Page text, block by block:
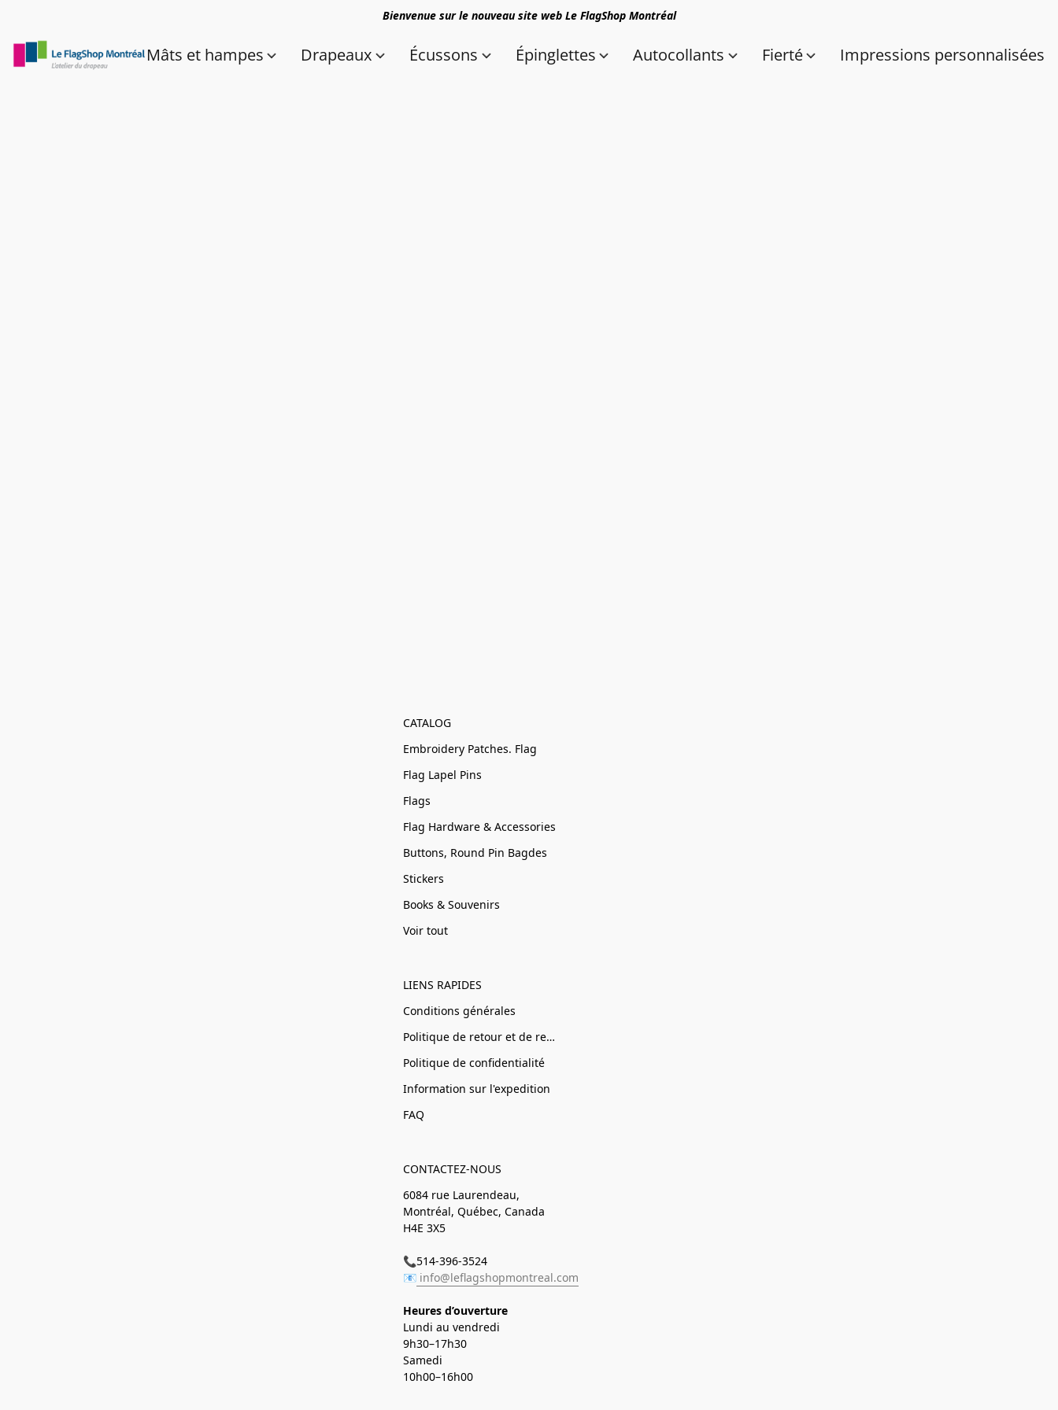
Bienvenue sur le nouveau site web Le FlagShop Montréal
Mâts et hampes Drapeaux Écussons Épinglettes Autocollants Fierté Impressions personnalisées
CATALOG
Embroidery Patches. Flag
Flag Lapel Pins
Flags
Flag Hardware & Accessories
Buttons, Round Pin Bagdes
Stickers
Books & Souvenirs
Voir tout
LIENS RAPIDES
Conditions générales
Politique de retour et de remboursement
Politique de confidentialité
Information sur l'expedition
FAQ
CONTACTEZ-NOUS
6084 rue Laurendeau,
Montréal, Québec, Canada
H4E 3X5
📞514-396-3524
📧 info@leflagshopmontreal.com
Heures d’ouverture
Lundi au vendredi
9h30–17h30
Samedi
10h00–16h00